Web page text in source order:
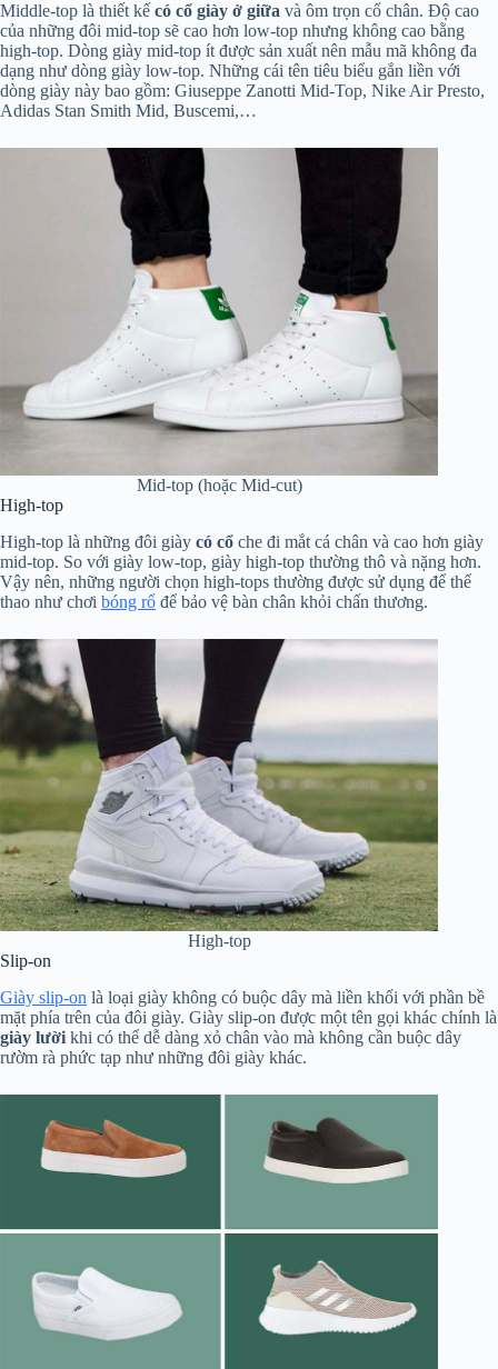
Middle-top là thiết kế có cổ giày ở giữa và ôm trọn cổ chân. Độ cao
của những đôi mid-top sẽ cao hơn low-top nhưng không cao bằng
high-top. Dòng giày mid-top ít được sản xuất nên mẫu mã không đa
dạng như dòng giày low-top. Những cái tên tiêu biểu gắn liền với
dòng giày này bao gồm: Giuseppe Zanotti Mid-Top, Nike Air Presto,
Adidas Stan Smith Mid, Buscemi,…
Mid-top (hoặc Mid-cut)
High-top
High-top là những đôi giày có cổ che đi mắt cá chân và cao hơn giày
mid-top. So với giày low-top, giày high-top thường thô và nặng hơn.
Vậy nên, những người chọn high-tops thường được sử dụng để thể
thao như chơi bóng rổ để bảo vệ bàn chân khỏi chấn thương.
High-top
Slip-on
Giày slip-on là loại giày không có buộc dây mà liền khối với phần bề
mặt phía trên của đôi giày. Giày slip-on được một tên gọi khác chính là
giày lười khi có thể dễ dàng xỏ chân vào mà không cần buộc dây
rườm rà phức tạp như những đôi giày khác.